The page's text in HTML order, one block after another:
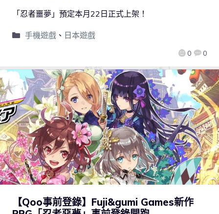
0 0
「忍者噩夢」預定本月22日正式上架！
手機遊戲、 日本遊戲
【Qoo事前登錄】Fuji&gumi Games新作